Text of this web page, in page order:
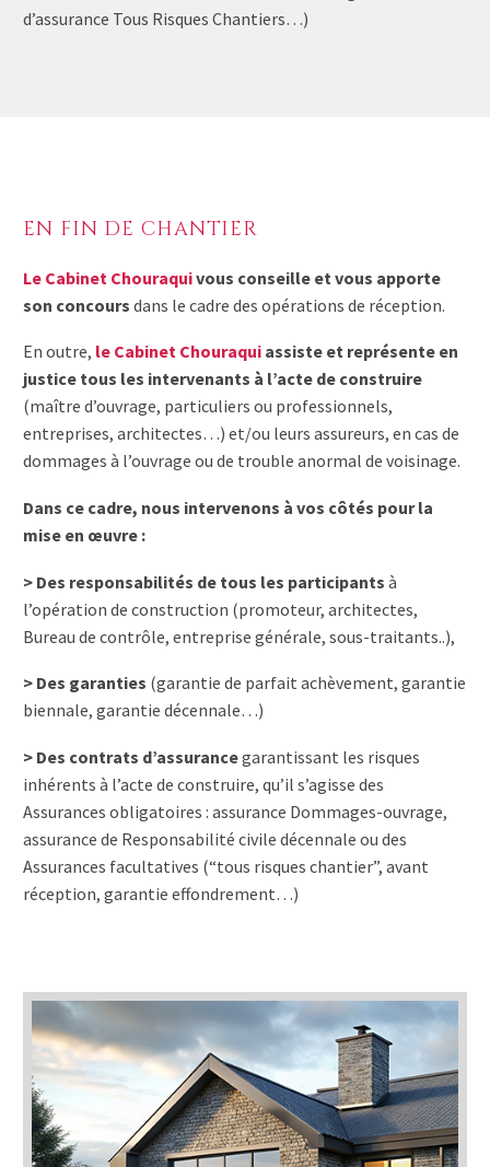
d’assurance Tous Risques Chantiers…)
EN FIN DE CHANTIER
Le Cabinet Chouraquivous conseille et vous apporte
son concours dans le cadre des opérations de réception.
En outre, le Cabinet Chouraqui assiste et représente en
justice tous les intervenants à l’acte de construire
(maître d’ouvrage, particuliers ou professionnels,
entreprises, architectes…) et/ou leurs assureurs, en cas de
dommages à l’ouvrage ou de trouble anormal de voisinage.
Dans ce cadre, nous intervenons à vos côtés pour la
mise en œuvre :
> Des responsabilités de tous les participants à
l’opération de construction (promoteur, architectes,
Bureau de contrôle, entreprise générale, sous-traitants..),
> Des garanties (garantie de parfait achèvement, garantie
biennale, garantie décennale…)
> Des contrats d’assurancegarantissant les risques
inhérents à l’acte de construire, qu’il s’agisse des
Assurances obligatoires : assurance Dommages-ouvrage,
assurance de Responsabilité civile décennale ou des
Assurances facultatives (“tous risques chantier”, avant
réception, garantie effondrement…)